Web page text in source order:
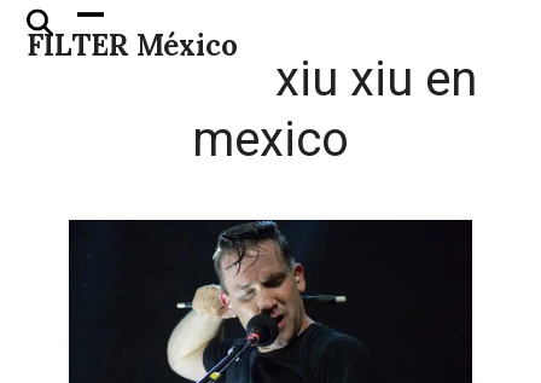
Skip
FILTER México
Open
mobile
Close
mobile
xiu xiu en
mexico